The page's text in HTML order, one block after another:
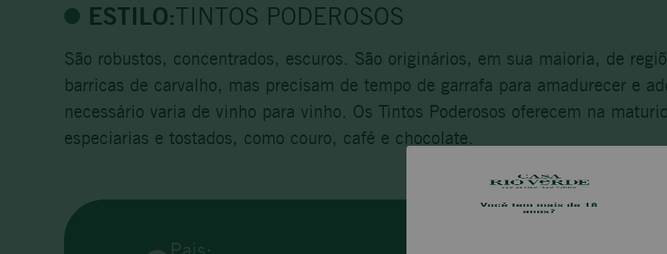
ESTILO:TINTOS PODEROSOS
São robustos, concentrados, escuros. São originários, em sua maioria, de
barricas de carvalho, mas precisam de tempo de garrafa para amadurecer e
necessário varia de vinho para vinho. Os Tintos Poderosos oferecem na
especiarias e tostados, como couro, café e chocolate.